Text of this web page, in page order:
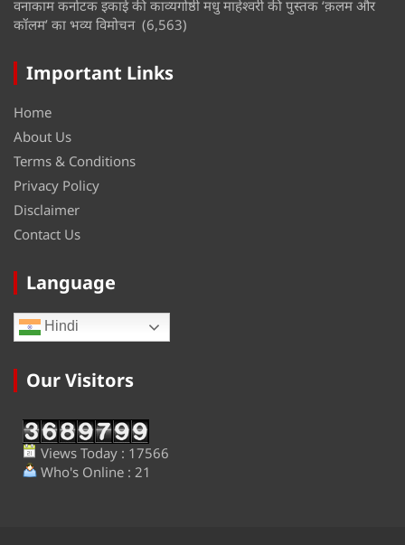
वनाकाम कर्नाटक इकाई की काव्यगोष्ठी मधु माहेश्वरी की पुस्तक ‘क़लम और
कॉलम’ का भव्य विमोचन (6,563)
Important Links
Home
About Us
Terms & Conditions
Privacy Policy
Disclaimer
Contact Us
Language
Hindi
Our Visitors
Views Today : 17566
Who's Online : 21